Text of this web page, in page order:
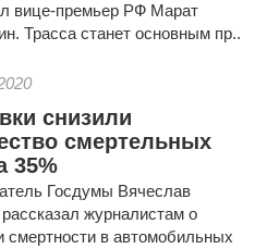
вице-премьер РФ Марат
Трасса станет основным пр..
снизили
смертельных
35%
Госдумы Вячеслав
журналистам о
смертности в автомобильных